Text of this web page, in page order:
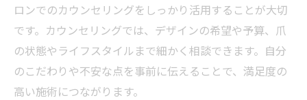
ロンでのカウンセリングをしっかり活用することが大切
です。カウンセリングでは、デザインの希望や予算、爪
の状態やライフスタイルまで細かく相談できます。自分
のこだわりや不安な点を事前に伝えることで、満足度の
高い施術につながります。